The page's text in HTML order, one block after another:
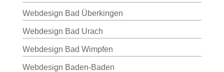
Webdesign Bad Überkingen
Webdesign Bad Urach
Webdesign Bad Wimpfen
Webdesign Baden-Baden